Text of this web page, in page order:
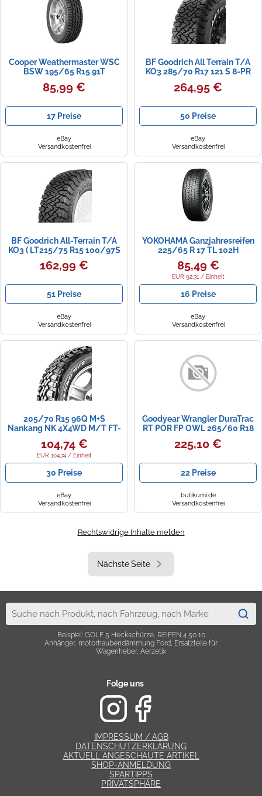
Cooper Weathermaster WSC
BSW 195/65 R15 91T
85,99 €
17 Preise
eBay
Versandkostenfrei
BF Goodrich All Terrain T/A
KO3 285/70 R17 121 S 8-PR
RWL 3PMSF
264,95 €
50 Preise
eBay
Versandkostenfrei
BF Goodrich All-Terrain T/A
KO3 ( LT215/75 R15 100/97S
6PR RWL )
162,99 €
51 Preise
eBay
Versandkostenfrei
YOKOHAMA Ganzjahresreifen
225/65 R 17 TL 102H
GEOLANDAR CV4S (G061)
BSW M+S
85,49 €
EUR 92,31 / Einheit
16 Preise
eBay
Versandkostenfrei
205/70 R15 96Q M+S
Nankang NK 4X4WD M/T FT-
9 Sommerreifen
104,74 €
EUR 104,74 / Einheit
30 Preise
eBay
Versandkostenfrei
Goodyear Wrangler DuraTrac
RT POR FP OWL 265/60 R18
225,10 €
22 Preise
butikumi.de
Versandkostenfrei
Rechtswidrige Inhalte melden
Nächste Seite
Beispiel: GOLF 5 Heckschürze, REIFEN 4 50 10
Anhänger, motorhaubendämmung Ford, Ersatzteile für
Wagenheber, Aerzetix
Folge uns
IMPRESSUM / AGB
DATENSCHUTZERKLÄRUNG
AKTUELL ANGESCHAUTE ARTIKEL
SHOP-ANMELDUNG
SPARTIPPS
PRIVATSPHÄRE